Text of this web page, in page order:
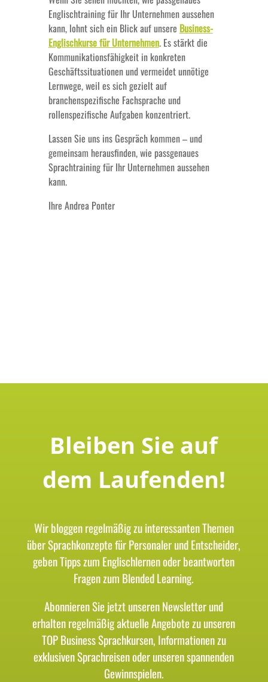
Englischtraining für Ihr Unternehmen aussehen
kann, lohnt sich ein Blick auf unsere Business-
Englischkurse für Unternehmen. Es stärkt die
Kommunikationsfähigkeit in konkreten
Geschäftssituationen und vermeidet unnötige
Lernwege, weil es sich gezielt auf
branchenspezifische Fachsprache und
rollenspezifische Aufgaben konzentriert.
Lassen Sie uns ins Gespräch kommen – und
gemeinsam herausfinden, wie passgenaues
Sprachtraining für Ihr Unternehmen aussehen
kann.
Ihre Andrea Ponter
Bleiben Sie auf
dem Laufenden!
Wir bloggen regelmäßig zu interessanten Themen
über Sprachkonzepte für Personaler und Entscheider,
geben Tipps zum Englischlernen oder beantworten
Fragen zum Blended Learning.
Abonnieren Sie jetzt unseren Newsletter und
erhalten regelmäßig aktuelle Angebote zu unseren
TOP Business Sprachkursen, Informationen zu
exklusiven Sprachreisen oder unseren spannenden
Gewinnspielen.